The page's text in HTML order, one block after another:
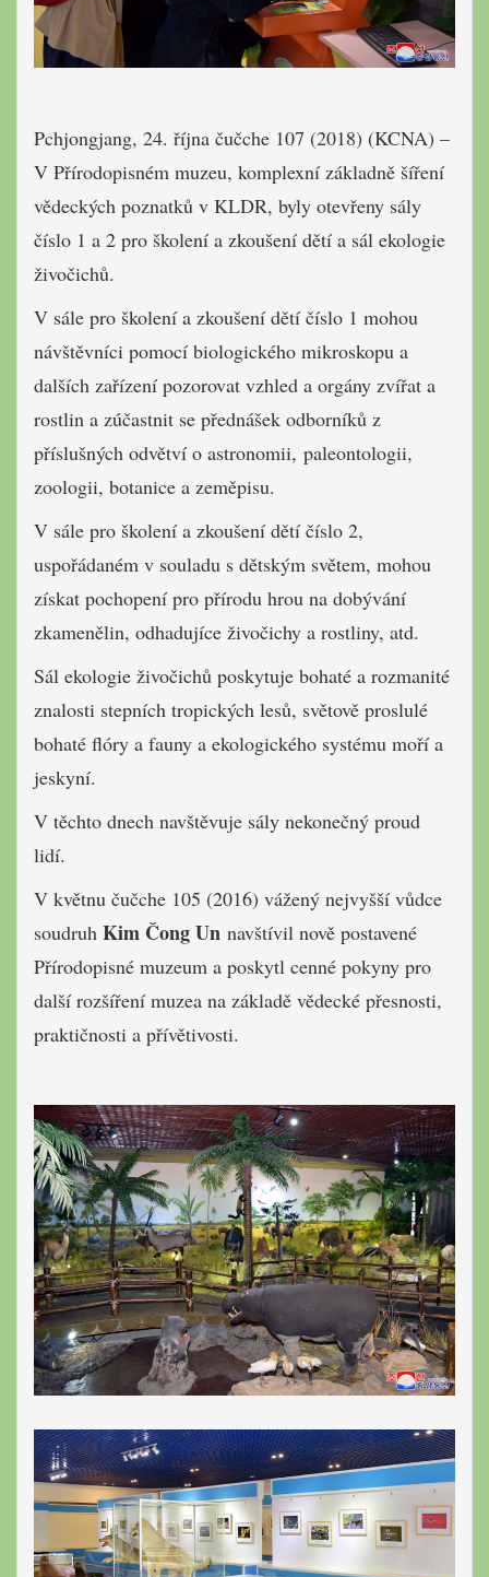
Pchjongjang, 24. října čučche 107 (2018) (KCNA) –
V Přírodopisném muzeu, komplexní základně šíření
vědeckých poznatků v KLDR, byly otevřeny sály
číslo 1 a 2 pro školení a zkoušení dětí a sál ekologie
živočichů.
V sále pro školení a zkoušení dětí číslo 1 mohou
návštěvníci pomocí biologického mikroskopu a
dalších zařízení pozorovat vzhled a orgány zvířat a
rostlin a zúčastnit se přednášek odborníků z
příslušných odvětví o astronomii, paleontologii,
zoologii, botanice a zeměpisu.
V sále pro školení a zkoušení dětí číslo 2,
uspořádaném v souladu s dětským světem, mohou
získat pochopení pro přírodu hrou na dobývání
zkamenělin, odhadujíce živočichy a rostliny, atd.
Sál ekologie živočichů poskytuje bohaté a rozmanité
znalosti stepních tropických lesů, světově proslulé
bohaté flóry a fauny a ekologického systému moří a
jeskyní.
V těchto dnech navštěvuje sály nekonečný proud
lidí.
V květnu čučche 105 (2016) vážený nejvyšší vůdce
soudruh Kim Čong Un navštívil nově postavené
Přírodopisné muzeum a poskytl cenné pokyny pro
další rozšíření muzea na základě vědecké přesnosti,
praktičnosti a přívětivosti.